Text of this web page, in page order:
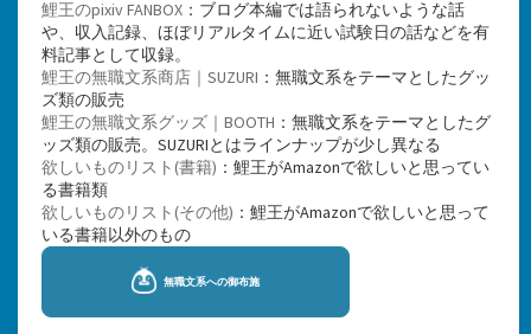
鯉王のpixiv FANBOX ：ブログ本編では語られないような話
や、収入記録、ほぼリアルタイムに近い試験日の話などを有
料記事として収録。
鯉王の無職文系商店｜SUZURI ：無職文系をテーマとしたグッ
ズ類の販売
鯉王の無職文系グッズ｜BOOTH ：無職文系をテーマとしたグ
ッズ類の販売。SUZURIとはラインナップが少し異なる
欲しいものリスト(書籍) ：鯉王がAmazonで欲しいと思ってい
る書籍類
欲しいものリスト(その他) ：鯉王がAmazonで欲しいと思って
いる書籍以外のもの